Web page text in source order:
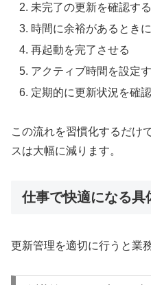
未完了の更新を確認する
時間に余裕があるとき
再起動を完了させる
アクティブ時間を設定
定期的に更新状況を確
この流れを習慣化するだけ
スは大幅に減ります。
仕事で快適になる具
更新管理を適切に行うと業